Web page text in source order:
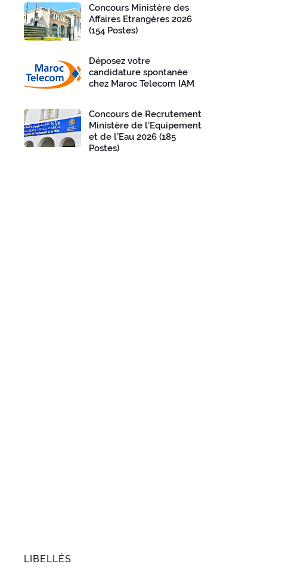
Concours Ministère des
Affaires Etrangères 2026
(154 Postes)
Déposez votre
candidature spontanée
chez Maroc Telecom IAM
Concours de Recrutement
Ministère de l’Equipement
et de l’Eau 2026 (185
Postes)
LIBELLÉS